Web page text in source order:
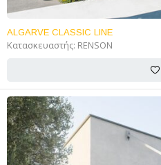
ALGARVE CLASSIC LINE
Κατασκευαστής: RENSON